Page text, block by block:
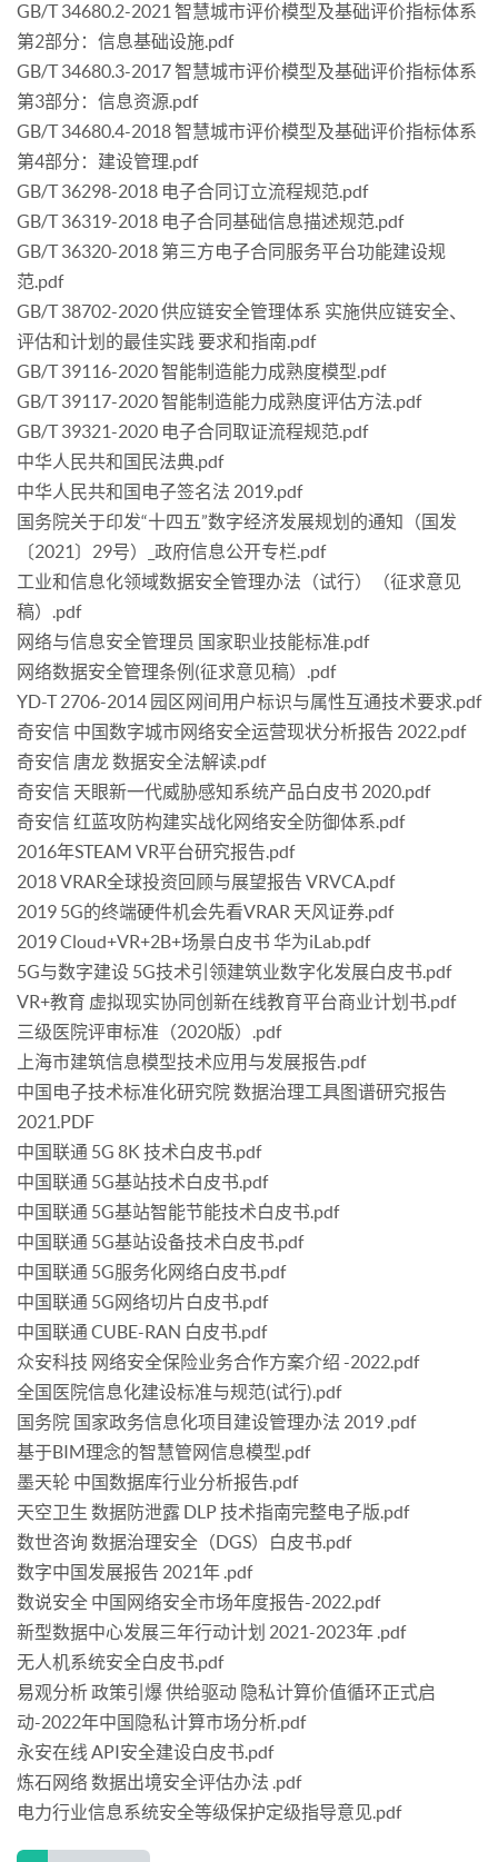
GB/T 34680.2-2021 智慧城市评价模型及基础评价指标体系
第2部分：信息基础设施.pdf
GB/T 34680.3-2017 智慧城市评价模型及基础评价指标体系
第3部分：信息资源.pdf
GB/T 34680.4-2018 智慧城市评价模型及基础评价指标体系
第4部分：建设管理.pdf
GB/T 36298-2018 电子合同订立流程规范.pdf
GB/T 36319-2018 电子合同基础信息描述规范.pdf
GB/T 36320-2018 第三方电子合同服务平台功能建设规
范.pdf
GB/T 38702-2020 供应链安全管理体系 实施供应链安全、
评估和计划的最佳实践 要求和指南.pdf
GB/T 39116-2020 智能制造能力成熟度模型.pdf
GB/T 39117-2020 智能制造能力成熟度评估方法.pdf
GB/T 39321-2020 电子合同取证流程规范.pdf
中华人民共和国民法典.pdf
中华人民共和国电子签名法 2019.pdf
国务院关于印发“十四五”数字经济发展规划的通知（国发
〔2021〕29号）_政府信息公开专栏.pdf
工业和信息化领域数据安全管理办法（试行）（征求意见
稿）.pdf
网络与信息安全管理员 国家职业技能标准.pdf
网络数据安全管理条例(征求意见稿）.pdf
YD-T 2706-2014 园区网间用户标识与属性互通技术要求.pdf
奇安信 中国数字城市网络安全运营现状分析报告 2022.pdf
奇安信 唐龙 数据安全法解读.pdf
奇安信 天眼新一代威胁感知系统产品白皮书 2020.pdf
奇安信 红蓝攻防构建实战化网络安全防御体系.pdf
2016年STEAM VR平台研究报告.pdf
2018 VRAR全球投资回顾与展望报告 VRVCA.pdf
2019 5G的终端硬件机会先看VRAR 天风证券.pdf
2019 Cloud+VR+2B+场景白皮书 华为iLab.pdf
5G与数字建设 5G技术引领建筑业数字化发展白皮书.pdf
VR+教育 虚拟现实协同创新在线教育平台商业计划书.pdf
三级医院评审标准（2020版）.pdf
上海市建筑信息模型技术应用与发展报告.pdf
中国电子技术标准化研究院 数据治理工具图谱研究报告
2021.PDF
中国联通 5G 8K 技术白皮书.pdf
中国联通 5G基站技术白皮书.pdf
中国联通 5G基站智能节能技术白皮书.pdf
中国联通 5G基站设备技术白皮书.pdf
中国联通 5G服务化网络白皮书.pdf
中国联通 5G网络切片白皮书.pdf
中国联通 CUBE-RAN 白皮书.pdf
众安科技 网络安全保险业务合作方案介绍 -2022.pdf
全国医院信息化建设标准与规范(试行).pdf
国务院 国家政务信息化项目建设管理办法 2019 .pdf
基于BIM理念的智慧管网信息模型.pdf
墨天轮 中国数据库行业分析报告.pdf
天空卫生 数据防泄露 DLP 技术指南完整电子版.pdf
数世咨询 数据治理安全（DGS）白皮书.pdf
数字中国发展报告 2021年 .pdf
数说安全 中国网络安全市场年度报告-2022.pdf
新型数据中心发展三年行动计划 2021-2023年 .pdf
无人机系统安全白皮书.pdf
易观分析 政策引爆 供给驱动 隐私计算价值循环正式启
动-2022年中国隐私计算市场分析.pdf
永安在线 API安全建设白皮书.pdf
炼石网络 数据出境安全评估办法 .pdf
电力行业信息系统安全等级保护定级指导意见.pdf